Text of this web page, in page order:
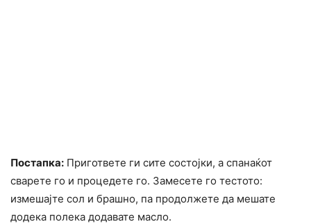
Постапка: Пригответе ги сите состојки, а спанаќот
сварете го и процедете го. Замесете го тестото:
измешајте сол и брашно, па продолжете да мешате
додека полека додавате масло.